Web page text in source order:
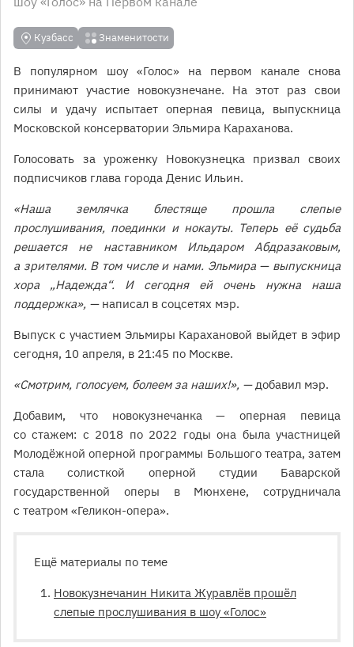
Кузбасс Знаменитости
В популярном шоу «Голос» на первом канале снова
принимают участие новокузнечане. На этот раз свои
силы и удачу испытает оперная певица, выпускница
Московской консерватории Эльмира Караханова.
Голосовать за уроженку Новокузнецка призвал своих
подписчиков глава города Денис Ильин.
«Наша землячка блестяще прошла слепые
прослушивания, поединки и нокауты. Теперь её судьба
решается не наставником Ильдаром Абдразаковым,
а зрителями. В том числе и нами. Эльмира — выпускница
хора „Надежда“. И сегодня ей очень нужна наша
поддержка», —написал в соцсетях мэр.
Выпуск с участием Эльмиры Карахановой выйдет в эфир
сегодня, 10 апреля, в 21:45 по Москве.
«Смотрим, голосуем, болеем за наших!», —добавил мэр.
Добавим, что новокузнечанка — оперная певица
со стажем: с 2018 по 2022 годы она была участницей
Молодёжной оперной программы Большого театра, затем
стала солисткой оперной студии Баварской
государственной оперы в Мюнхене, сотрудничала
с театром «Геликон-опера».
Ещё материалы по теме
Новокузнечанин Никита Журавлёв прошёл
слепые прослушивания в шоу «Голос»